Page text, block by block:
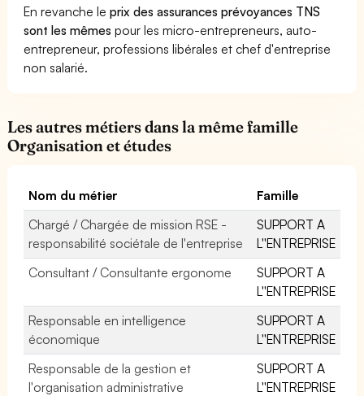
En revanche leprix des assurances prévoyances TNS
sont les mêmes pour les micro-entrepreneurs, auto-
entrepreneur, professions libérales et chef d'entreprise
non salarié.
Les autres métiers dans la même famille
Organisation et études
Nom du métier
Famille
Chargé / Chargée de mission RSE -
responsabilité sociétale de l'entreprise
SUPPORT A
L''ENTREPRISE
Consultant / Consultante ergonome
SUPPORT A
L''ENTREPRISE
Responsable en intelligence
économique
SUPPORT A
L''ENTREPRISE
Responsable de la gestion et
l'organisation administrative
SUPPORT A
L''ENTREPRISE